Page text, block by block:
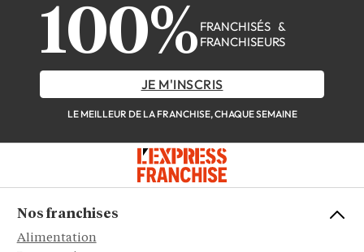
100% FRANCHISÉS &
FRANCHISEURS
JE M'INSCRIS
LE MEILLEUR DE LA FRANCHISE, CHAQUE SEMAINE
Nos franchises
Alimentation